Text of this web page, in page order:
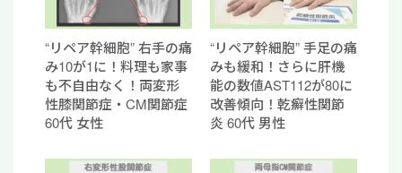
“リペア幹細胞” 右手の痛
み10が1に！料理も家事
も不自由なく！両変形
性膝関節症・CM関節症
60代 女性
“リペア幹細胞” 手足の痛
みも緩和！さらに肝機
能の数値AST112が80に
改善傾向！乾癬性関節
炎 60代 男性